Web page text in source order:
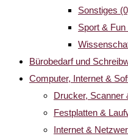
Sonstiges
Sport & Fun
Bürobedarf und
Computer, Internet &
Drucker, Scanner
Festplatten &
Internet &